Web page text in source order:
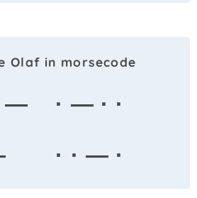
Olaf in morsecode
—
· — · ·
· · — ·